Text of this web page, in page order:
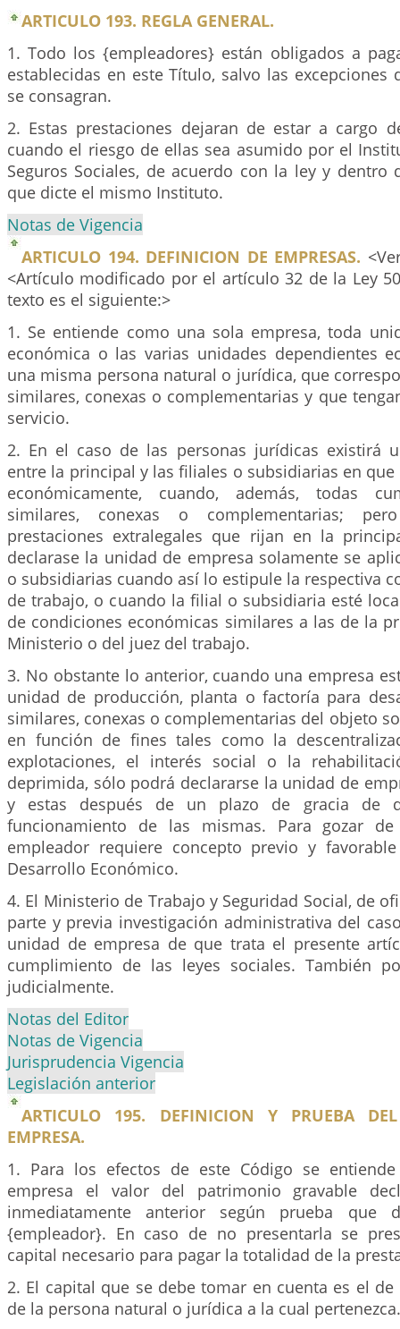
ARTICULO 193. REGLA GENERAL.
1. Todo los {empleadores} están obligados a
establecidas en este Título, salvo las excepciones
se consagran.
2. Estas prestaciones dejaran de estar a cargo
cuando el riesgo de ellas sea asumido por el
Seguros Sociales, de acuerdo con la ley y dentro
que dicte el mismo Instituto.
Notas de Vigencia
ARTICULO 194. DEFINICION DE EMPRESAS.
<Artículo modificado por el artículo 32 de la Ley
texto es el siguiente:>
1. Se entiende como una sola empresa, toda
económica o las varias unidades dependientes
una misma persona natural o jurídica, que
similares, conexas o complementarias y que
servicio.
2. En el caso de las personas jurídicas existirá
entre la principal y las filiales o subsidiarias en
económicamente, cuando, además, todas
similares, conexas o complementarias;
prestaciones extralegales que rijan en la
declarase la unidad de empresa solamente se
o subsidiarias cuando así lo estipule la respectiva
de trabajo, o cuando la filial o subsidiaria esté
de condiciones económicas similares a las de la
Ministerio o del juez del trabajo.
3. No obstante lo anterior, cuando una empresa
unidad de producción, planta o factoría para
similares, conexas o complementarias del objeto
en función de fines tales como la
explotaciones, el interés social o la
deprimida, sólo podrá declararse la unidad de
y estas después de un plazo de gracia de
funcionamiento de las mismas. Para gozar
empleador requiere concepto previo y
Desarrollo Económico.
4. El Ministerio de Trabajo y Seguridad Social, de
parte y previa investigación administrativa del
unidad de empresa de que trata el presente
cumplimiento de las leyes sociales. También
judicialmente.
Notas del Editor
Notas de Vigencia
Jurisprudencia Vigencia
Legislación anterior
ARTICULO 195. DEFINICION Y PRUEBA
EMPRESA.
1. Para los efectos de este Código se
empresa el valor del patrimonio gravable
inmediatamente anterior según prueba que
{empleador}. En caso de no presentarla se
capital necesario para pagar la totalidad de la
2. El capital que se debe tomar en cuenta es el
de la persona natural o jurídica a la cual pertenezca.